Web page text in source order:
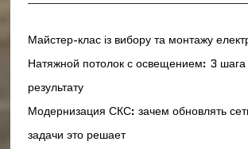
Майстер-клас із вибору та монтажу
Натяжной потолок с освещением: 3
результату
Модернизация СКС: зачем обновлять
задачи это решает